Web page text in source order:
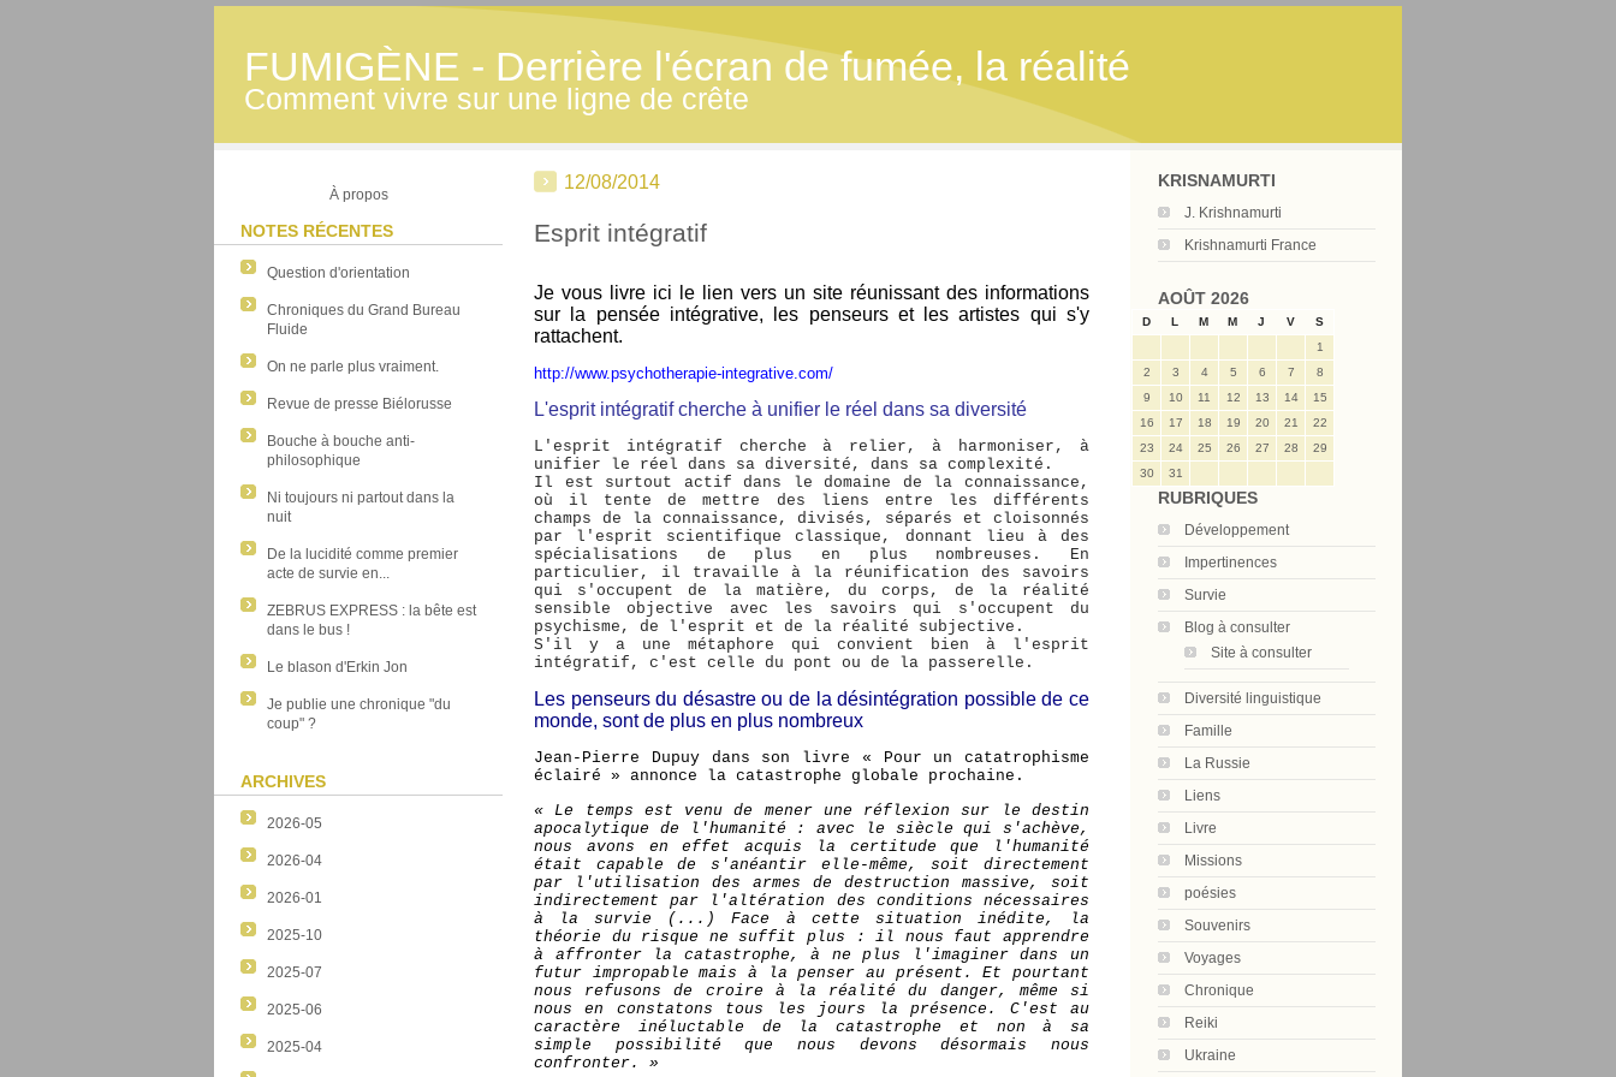
FUMIGÈNE - Derrière l'écran de fumée, la réalité
Comment vivre sur une ligne de crête
À propos
NOTES RÉCENTES
Question d'orientation
Chroniques du Grand Bureau
Fluide
On ne parle plus vraiment.
Revue de presse Biélorusse
Bouche à bouche anti-
philosophique
Ni toujours ni partout dans la
nuit
De la lucidité comme premier
acte de survie en...
ZEBRUS EXPRESS : la bête est
dans le bus !
Le blason d'Erkin Jon
Je publie une chronique "du
coup" ?
ARCHIVES
2026-05
2026-04
2026-01
2025-10
2025-07
2025-06
2025-04
KRISNAMURTI
J. Krishnamurti
Krishnamurti France
AOÛT 2026
D L M M J V
S
1
2
3 4 5 6 7
8
9
10 11 12 13 14
15
16
17 18 19 20 21
22
23
24 25 26 27 28
29
30
31
RUBRIQUES
Développement
Impertinences
Survie
Blog à consulter
Site à consulter
Diversité linguistique
Famille
La Russie
Liens
Livre
Missions
poésies
Souvenirs
Voyages
Chronique
Reiki
Ukraine
12/08/2014
Esprit intégratif
Je vous livre ici le lien vers un site réunissant des informations
sur la pensée intégrative, les penseurs et les artistes qui s'y
rattachent.
http://www.psychotherapie-integrative.com/
L'esprit intégratif cherche à unifier le réel dans sa diversité
L'esprit intégratif cherche à relier, à harmoniser, à
unifier le réel dans sa diversité, dans sa complexité.
Il est surtout actif dans le domaine de la connaissance,
où il tente de mettre des liens entre les différents
champs de la connaissance, divisés, séparés et cloisonnés
par l'esprit scientifique classique, donnant lieu à des
spécialisations de plus en plus nombreuses. En
particulier, il travaille à la réunification des savoirs
qui s'occupent de la matière, du corps, de la réalité
sensible objective avec les savoirs qui s'occupent du
psychisme, de l'esprit et de la réalité subjective.
S'il y a une métaphore qui convient bien à l'esprit
intégratif, c'est celle du pont ou de la passerelle.
Les penseurs du désastre ou de la désintégration possible de ce
monde, sont de plus en plus nombreux
Jean-Pierre Dupuy dans son livre « Pour un catatrophisme
éclairé » annonce la catastrophe globale prochaine.
« Le temps est venu de mener une réflexion sur le destin
apocalytique de l'humanité : avec le siècle qui s'achève,
nous avons en effet acquis la certitude que l'humanité
était capable de s'anéantir elle-même, soit directement
par l'utilisation des armes de destruction massive, soit
indirectement par l'altération des conditions nécessaires
à la survie (...) Face à cette situation inédite, la
théorie du risque ne suffit plus : il nous faut apprendre
à affronter la catastrophe, à ne plus l'imaginer dans un
futur impropable mais à la penser au présent. Et pourtant
nous refusons de croire à la réalité du danger, même si
nous en constatons tous les jours la présence. C'est au
caractère inéluctable de la catastrophe et non à sa
simple possibilité que nous devons désormais nous
confronter. »